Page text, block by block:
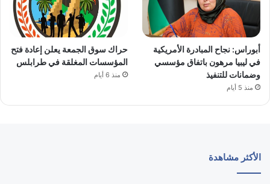
أبوراس: نجاح المبادرة الأمريكية
في ليبيا مرهون باتفاق مؤسسي
وضمانات للتنفيذ
منذ 5 أيام
حراك سوق الجمعة يعلن إعادة فتح
المؤسسات المغلقة في طرابلس
منذ 6 أيام
الأكثر مشاهدة